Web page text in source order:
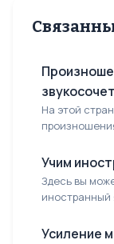
На этой
Учим
Здесь вы
иностранный
Усиление